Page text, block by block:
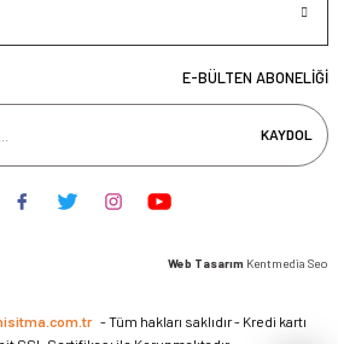
E-BÜLTEN ABONELİĞİ
KAYDOL
Web Tasarım Kentmedia Seo
- Tüm hakları saklıdır - Kredi kartı